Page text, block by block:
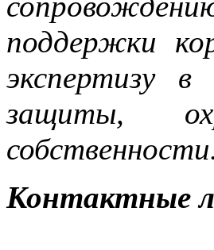
поддержки
экспертизу
защиты,
Контактные